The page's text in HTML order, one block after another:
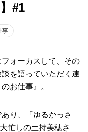
#1
事
ォーカスして、その
を語っていただく連
お仕事』。
り、「ゆるかっさ
忙しの土持美穂さ